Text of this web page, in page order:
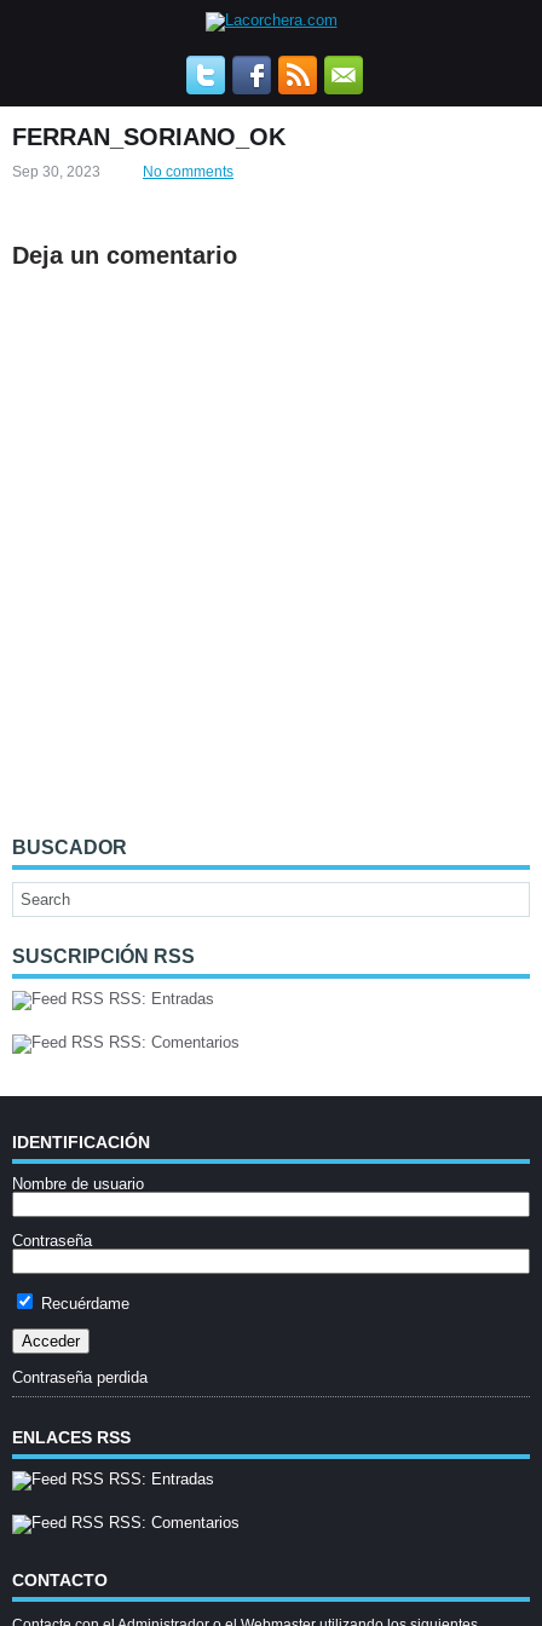
FERRAN_SORIANO_OK
Sep 30, 2023 No comments
Deja un comentario
BUSCADOR
SUSCRIPCIÓN RSS
RSS: Entradas
RSS: Comentarios
IDENTIFICACIÓN
Nombre de usuario
Contraseña
Recuérdame
Contraseña perdida
ENLACES RSS
RSS: Entradas
RSS: Comentarios
CONTACTO